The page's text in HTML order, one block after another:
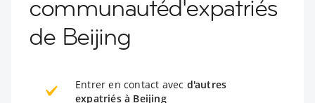
communautéd'expatriés
de Beijing
Entrer en contact avec d'autres
expatriés à Beijing